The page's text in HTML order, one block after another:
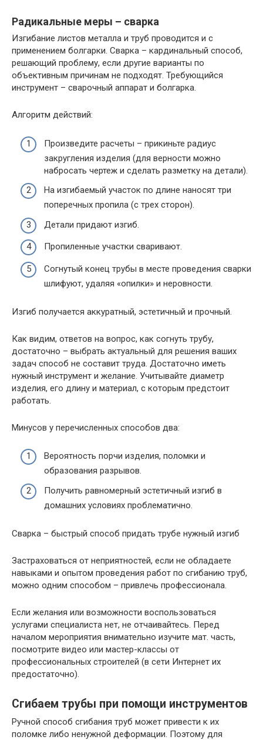
Радикальные меры – сварка
Изгибание листов металла и труб проводится и с
применением болгарки. Сварка – кардинальный способ,
решающий проблему, если другие варианты по
объективным причинам не подходят. Требующийся
инструмент – сварочный аппарат и болгарка.
Алгоритм действий:
Произведите расчеты – прикиньте радиус
закругления изделия (для верности можно
набросать чертеж и сделать разметку на детали).
На изгибаемый участок по длине наносят три
поперечных пропила (с трех сторон).
Детали придают изгиб.
Пропиленные участки сваривают.
Согнутый конец трубы в месте проведения сварки
шлифуют, удаляя «опилки» и неровности.
Изгиб получается аккуратный, эстетичный и прочный.
Как видим, ответов на вопрос, как согнуть трубу,
достаточно – выбрать актуальный для решения ваших
задач способ не составит труда. Достаточно иметь
нужный инструмент и желание. Учитывайте диаметр
изделия, его длину и материал, с которым предстоит
работать.
Минусов у перечисленных способов два:
Вероятность порчи изделия, поломки и
образования разрывов.
Получить равномерный эстетичный изгиб в
домашних условиях проблематично.
Сварка – быстрый способ придать трубе нужный изгиб
Застраховаться от неприятностей, если не обладаете
навыками и опытом проведения работ по сгибанию труб,
можно одним способом – привлечь профессионала.
Если желания или возможности воспользоваться
услугами специалиста нет, не отчаивайтесь. Перед
началом мероприятия внимательно изучите мат. часть,
посмотрите видео или мастер-классы от
профессиональных строителей (в сети Интернет их
предостаточно).
Сгибаем трубы при помощи инструментов
Ручной способ сгибания труб может привести к их
поломке либо ненужной деформации. Поэтому для